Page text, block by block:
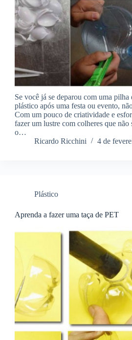
Se você já se deparou com uma pilha
plástico após uma festa ou evento,
Com um pouco de criatividade e
fazer um lustre com colheres que não
o…
Ricardo Ricchini
4 de
Plástico
Aprenda a fazer uma taça de PET